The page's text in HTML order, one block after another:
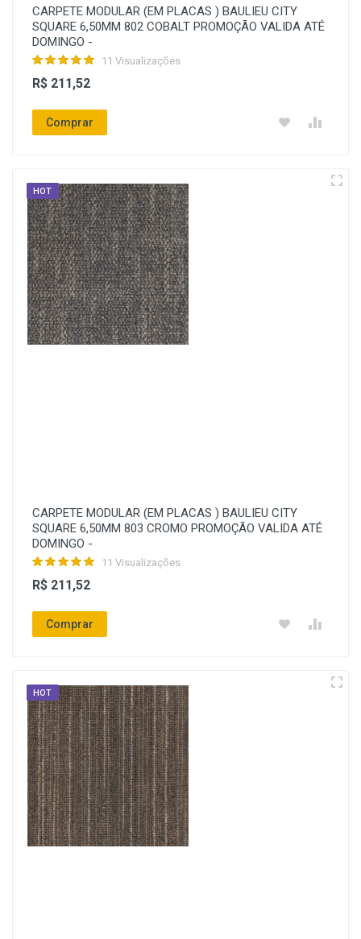
CARPETE MODULAR (EM PLACAS ) BAULIEU CITY
SQUARE 6,50MM 802 COBALT PROMOÇÃO VALIDA ATÉ
DOMINGO -
11 Visualizações
R$ 211,52
Comprar
HOT
CARPETE MODULAR (EM PLACAS ) BAULIEU CITY
SQUARE 6,50MM 803 CROMO PROMOÇÃO VALIDA ATÉ
DOMINGO -
11 Visualizações
R$ 211,52
Comprar
HOT